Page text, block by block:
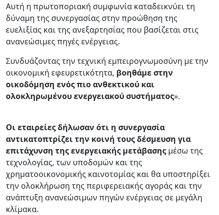
Αυτή η πρωτοποριακή συμφωνία καταδεικνύει τη
δύναμη της συνεργασίας στην προώθηση της
ευελιξίας και της ανεξαρτησίας που βασίζεται στις
ανανεώσιμες πηγές ενέργειας.
Συνδυάζοντας την τεχνική εμπειρογνωμοσύνη με την
οικονομική εφευρετικότητα, βοηθάμε στην
οικοδόμηση ενός πιο ανθεκτικού και
ολοκληρωμένου ενεργειακού συστήματος».
Οι εταιρείες δήλωσαν ότι η συνεργασία
αντικατοπτρίζει την κοινή τους δέσμευση για
επιτάχυνση της ενεργειακής μετάβασης μέσω της
τεχνολογίας, των υποδομών και της
χρηματοοικονομικής καινοτομίας και θα υποστηρίξει
την ολοκλήρωση της περιφερειακής αγοράς και την
ανάπτυξη ανανεώσιμων πηγών ενέργειας σε μεγάλη
κλίμακα.